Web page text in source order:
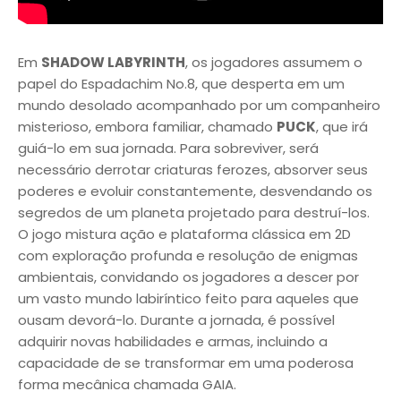
Em SHADOW LABYRINTH, os jogadores assumem o
papel do Espadachim No.8, que desperta em um
mundo desolado acompanhado por um companheiro
misterioso, embora familiar, chamado PUCK, que irá
guiá-lo em sua jornada. Para sobreviver, será
necessário derrotar criaturas ferozes, absorver seus
poderes e evoluir constantemente, desvendando os
segredos de um planeta projetado para destruí-los.
O jogo mistura ação e plataforma clássica em 2D
com exploração profunda e resolução de enigmas
ambientais, convidando os jogadores a descer por
um vasto mundo labiríntico feito para aqueles que
ousam devorá-lo. Durante a jornada, é possível
adquirir novas habilidades e armas, incluindo a
capacidade de se transformar em uma poderosa
forma mecânica chamada GAIA.